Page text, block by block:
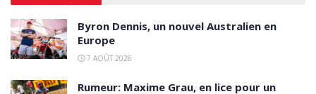
Byron Dennis, un nouvel Australien en
Europe
7 AOÛT 2026
Rumeur: Maxime Grau, en lice pour un